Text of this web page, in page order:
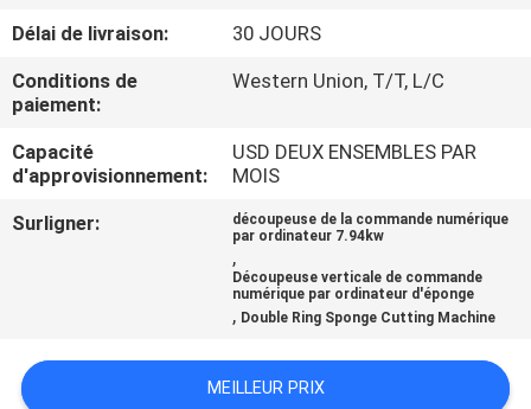
CONTACTEZ-
NOUS
DEMANDEZ
UNE
CITATION
SITE
Délai de livraison:
30 JOURS
Conditions de
paiement:
Western Union, T/T, L/C
Capacité
d'approvisionnement:
USD DEUX ENSEMBLES PAR
MOIS
Surligner:
découpeuse de la commande numérique
par ordinateur 7.94kw
,
Découpeuse verticale de commande
numérique par ordinateur d'éponge
, Double Ring Sponge Cutting Machine
MEILLEUR PRIX